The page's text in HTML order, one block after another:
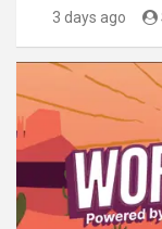
3 days ago